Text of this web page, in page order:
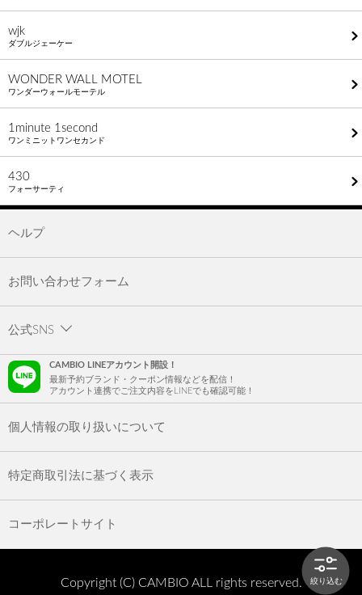
wjk
ダブルジェーケー
WONDER WALL MOTEL
ワンダーウォールモーテル
1minute​ 1second
ワンミニットワンセカンド
430
フォーサーティ
ヘルプ
お問い合わせフォーム
公式SNS
CAMBIO LINEアカウント開設！
最新予約ブランド・クーポン情報などを配信！
アカウント連携でご注文内容をLINEでも確認可能！
個人情報の取り扱いについて
特定商取引法に基づく表示
コーポレートサイト
Copyright (C) CAMBIO ALL rights reserved.